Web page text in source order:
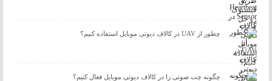
چطور از UAV در کالاف دیوتی موبایل استفاده کنیم؟
چگونه چت صوتی را در کالاف دیوتی موبایل فعال کنیم؟